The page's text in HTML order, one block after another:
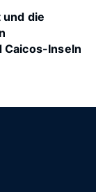
und die
Caicos-Inseln